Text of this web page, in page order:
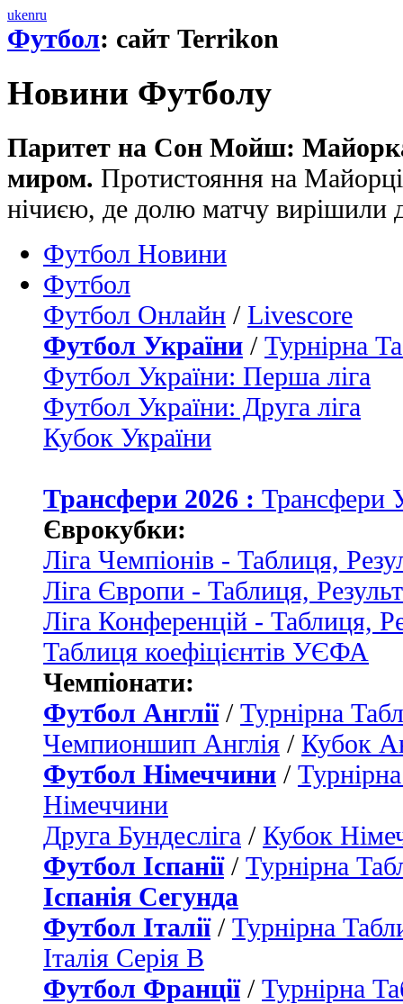
ukenru
Футбол: сайт Terrikon
Новини Футболу
Паритет на Сон Мойш: Майорка
миром. Протистояння на
нічиєю, де долю матчу вирішили
Футбол Новини
Футбол
Футбол Онлайн / Livescore
Футбол України / Турнірна
Футбол України: Перша ліга
Футбол України: Друга ліга
Кубок України
Трансфери 2026 : Трансфери
Єврокубки:
Ліга Чемпіонів - Таблиця,
Ліга Європи - Таблиця,
Ліга Конференцій - Таблиця,
Таблиця коефіцієнтів УЄФА
Чемпіонати:
Футбол Англії/ Турнірна
Чемпионшип Англія / Кубок
Футбол Німеччини /
Німеччини
Друга Бундесліга / Кубок
Футбол Іспанії/ Турнірна
Іспанія Сегунда
Футбол Італії/ Турнірна
Італія Серія B
Футбол Франції/ Турнірна